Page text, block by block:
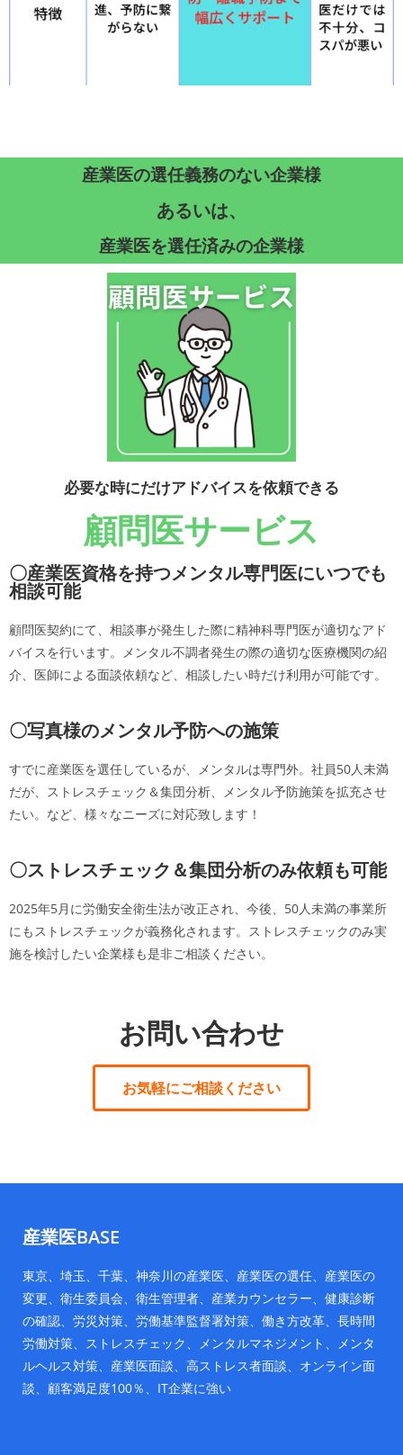
産業医の選任義務のない企業様
あるいは、
産業医を選任済みの企業様
必要な時にだけアドバイスを依頼できる
顧問医サービス
〇産業医資格を持つメンタル専門医にいつでも
相談可能
顧問医契約にて、相談事が発生した際に精神科専門医が適切なアド
バイスを行います。メンタル不調者発生の際の適切な医療機関の紹
介、医師による面談依頼など、相談したい時だけ利用が可能です。
〇写真様のメンタル予防への施策
すでに産業医を選任しているが、メンタルは専門外。社員50人未満
だが、ストレスチェック＆集団分析、メンタル予防施策を拡充させ
たい。など、様々なニーズに対応致します！
〇ストレスチェック＆集団分析のみ依頼も可能
2025年5月に労働安全衛生法が改正され、今後、50人未満の事業所
にもストレスチェックが義務化されます。ストレスチェックのみ実
施を検討したい企業様も是非ご相談ください。
お問い合わせ
お気軽にご相談ください
産業医BASE
東京、埼玉、千葉、神奈川の産業医、産業医の選任、産業医の
変更、衛生委員会、衛生管理者、産業カウンセラー、健康診断
の確認、労災対策、労働基準監督署対策、働き方改革、長時間
労働対策、ストレスチェック、メンタルマネジメント、メンタ
ルヘルス対策、産業医面談、高ストレス者面談、オンライン面
談、顧客満足度100％、IT企業に強い